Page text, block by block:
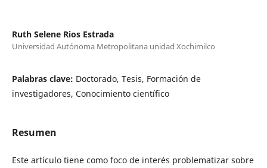
Ruth Selene Rios Estrada
Universidad Autónoma Metropolitana unidad Xochimilco
Palabras clave: Doctorado, Tesis, Formación de
investigadores, Conocimiento científico
Resumen
Este artículo tiene como foco de interés problematizar sobre